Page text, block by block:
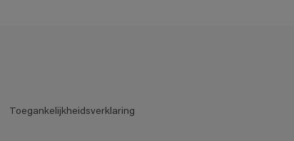
Toegankelijkheidsverklaring